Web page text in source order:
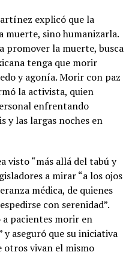
explicó que la
sino humanizarla.
promover la muerte, busca
tenga que morir
y agonía. Morir con paz
la activista, quien
enfrentando
y las largas noches en
visto “más allá del tabú y
a mirar “a los ojos
médica, de quienes
con serenidad”.
pacientes morir en
aseguró que su iniciativa
otros vivan el mismo